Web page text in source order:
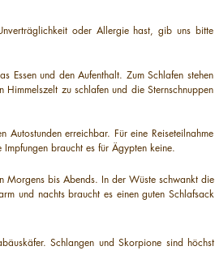
oder Allergie hast, gib uns bitte
und den Aufenthalt. Zum Schlafen stehen
zu schlafen und die Sternschnuppen
erreichbar. Für eine Reiseteilnahme
braucht es für Ägypten keine.
Morgens bis Abends. In der Wüste schwankt die
und nachts braucht es einen guten Schlafsack
Schlangen und Skorpione sind höchst